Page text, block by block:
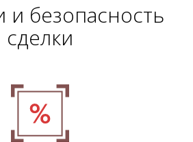
и безопасность
сделки